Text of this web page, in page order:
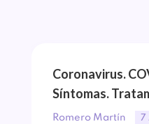
Coronavirus.
Síntomas.
Romero Martín 7